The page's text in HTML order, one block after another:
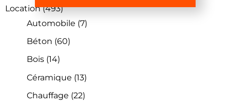
Location (493)
Automobile (7)
Béton (60)
Bois (14)
Céramique (13)
Chauffage (22)